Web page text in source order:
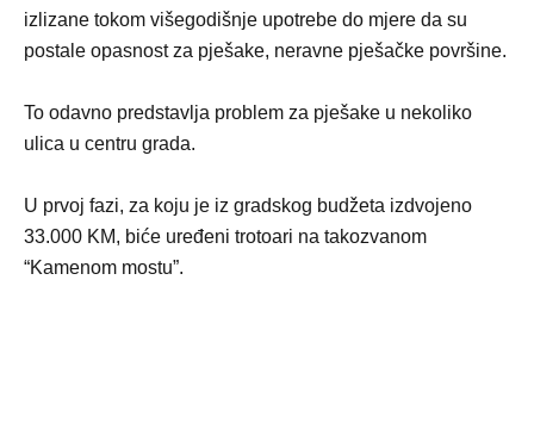
izlizane tokom višegodišnje upotrebe do mjere da su
postale opasnost za pješake, neravne pješačke površine.
To odavno predstavlja problem za pješake u nekoliko
ulica u centru grada.
U prvoj fazi, za koju je iz gradskog budžeta izdvojeno
33.000 KM, biće uređeni trotoari na takozvanom
“Kamenom mostu”.